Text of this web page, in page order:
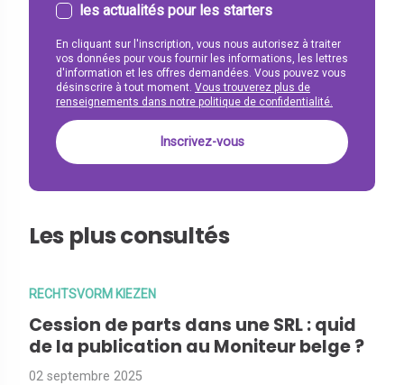
les actualités pour les starters
En cliquant sur l'inscription, vous nous autorisez à traiter
vos données pour vous fournir les informations, les lettres
d'information et les offres demandées. Vous pouvez vous
désinscrire à tout moment. Vous trouverez plus de
renseignements dans notre politique de confidentialité.
Les plus consultés
RECHTSVORM KIEZEN
Cession de parts dans une SRL : quid
de la publication au Moniteur belge ?
02 septembre 2025